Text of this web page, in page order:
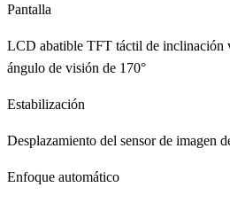
Pantalla
LCD abatible TFT táctil de inclinación
ángulo de visión de 170°
Estabilización
Desplazamiento del sensor de imagen
Enfoque automático